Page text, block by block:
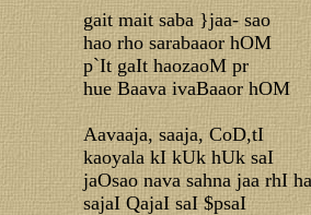
gait mait saba }jaa- sao
hao rho sarabaaor hOM
p`It gaIt haozaoM pr
hue Baava ivaBaaor hOM
Aavaaja, saaja, CoD,tI
kaoyala kI kUk hUk saI
jaOsao nava sahna jaa rhI
sajaI QajaI saI $psaI